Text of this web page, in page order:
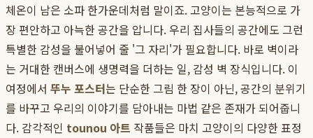
체온이 남은 소파 한가운데처럼 말이죠. 고양이는 본능적으로 가
장 편안하고 아늑한 공간을 압니다. 우리 집사들의 공간에도 그런
특별한 감성을 불어넣어 줄 '그 자리'가 필요합니다. 바로 벽이라
는 거대한 캔버스에 생명력을 더하는 일, 감성 벽 장식입니다. 이
여정에서 뚜누 포스터는 단순한 그림 한 장이 아닌, 공간의 분위기
를 바꾸고 우리의 이야기를 담아내는 마법 같은 존재가 되어줍니
다. 감각적인 tounou 아트 작품들은 마치 고양이의 다양한 표정